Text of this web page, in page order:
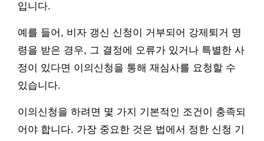
입니다.
예를 들어, 비자 갱신 신청이 거부되어 강제퇴거 명
령을 받은 경우, 그 결정에 오류가 있거나 특별한 사
정이 있다면 이의신청을 통해 재심사를 요청할 수
있습니다.
이의신청을 하려면 몇 가지 기본적인 조건이 충족되
어야 합니다. 가장 중요한 것은 법에서 정한 신청 기